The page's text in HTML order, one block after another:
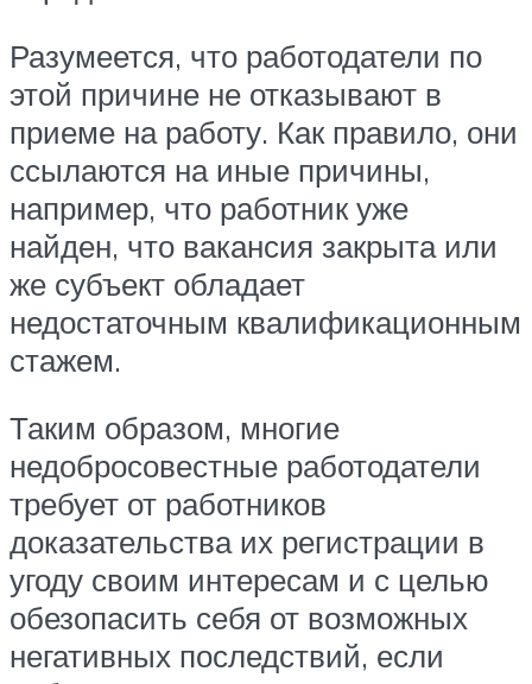
Разумеется, что работодатели по
этой причине не отказывают в
приеме на работу. Как правило, они
ссылаются на иные причины,
например, что работник уже
найден, что вакансия закрыта или
же субъект обладает
недостаточным квалификационным
стажем.
Таким образом, многие
недобросовестные работодатели
требует от работников
доказательства их регистрации в
угоду своим интересам и с целью
обезопасить себя от возможных
негативных последствий, если